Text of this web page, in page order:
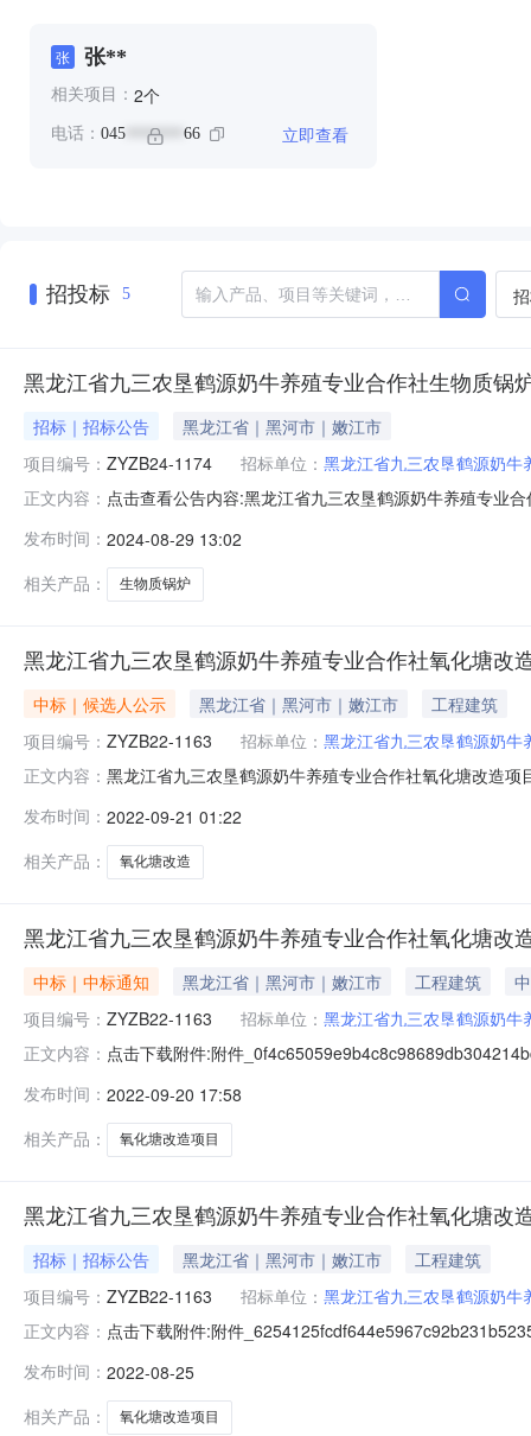
张 张**
相关项目： 2个
电话： 045 ******* 66 立即查看
招投标 5
黑龙江省九三农垦鹤源奶牛养殖专业合作社生物质锅
招标｜招标公告
黑龙江省｜黑河市｜嫩江市
项目编号： ZYZB24-1174 招标单位： 黑龙江省九三农垦鹤源奶牛
正文内容： 点击查看公告内容:黑龙江省九三农垦鹤源奶牛养殖专业
有限公司。本项目已具备招标条件，现进行其他二、项
2.参
发布时间： 2024-08-29 13:02
相关产品：
生物质锅炉
黑龙江省九三农垦鹤源奶牛养殖专业合作社氧化塘改
中标｜候选人公示 黑龙江省｜黑河市｜嫩江市
工程建筑
项目编号： ZYZB22-1163 招标单位： 黑龙江省九三农垦鹤源奶牛
正文内容： 黑龙江省九三农垦鹤源奶牛养殖专业合作社氧化塘改造
江省九三农垦兆丰建筑安装有限责任公司中标金额：
发布时间： 2022-09-21 01:22
相关产品：
氧化塘改造
黑龙江省九三农垦鹤源奶牛养殖专业合作社氧化塘改
中标｜中标通知 黑龙江省｜黑河市｜嫩江市 工程建筑
项目编号： ZYZB22-1163 招标单位： 黑龙江省九三农垦鹤源奶牛
正文内容： 点击下载附件:附件
内容：网必联网预中标单位：黑龙江省九三农垦兆丰建
发布时间： 2022-09-20 17:58
相关产品：
氧化塘改造项目
黑龙江省九三农垦鹤源奶牛养殖专业合作社氧化塘改
招标｜招标公告 黑龙江省｜黑河市｜嫩江市
工程建筑
项目编号： ZYZB22-1163 招标单位： 黑龙江省九三农垦鹤源奶牛
正文内容： 点击下载附件:附件
自筹资金。项目已具备招标条件，现对该项目施工进行
发布时间： 2022-08-25
相关产品：
氧化塘改造项目